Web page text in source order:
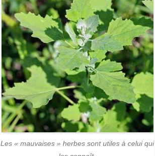
Les « mauvaises » herbes sont utiles à celui qui